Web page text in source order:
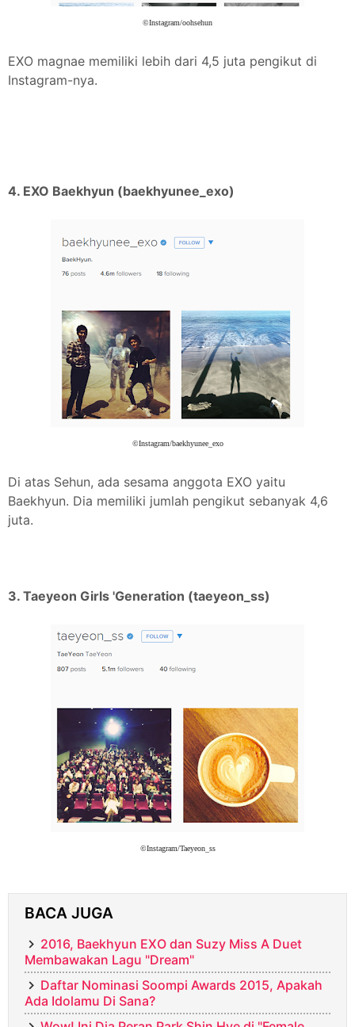
©Instagram/oohsehun
EXO magnae memiliki lebih dari 4,5 juta pengikut di
Instagram-nya.
4. EXO Baekhyun (baekhyunee_exo)
©Instagram/baekhyunee_exo
Di atas Sehun, ada sesama anggota EXO yaitu
Baekhyun. Dia memiliki jumlah pengikut sebanyak 4,6
juta.
3. Taeyeon Girls 'Generation (taeyeon_ss)
©Instagram/Taeyeon_ss
BACA JUGA
2016, Baekhyun EXO dan Suzy Miss A Duet
Membawakan Lagu "Dream"
Daftar Nominasi Soompi Awards 2015, Apakah
Ada Idolamu Di Sana?